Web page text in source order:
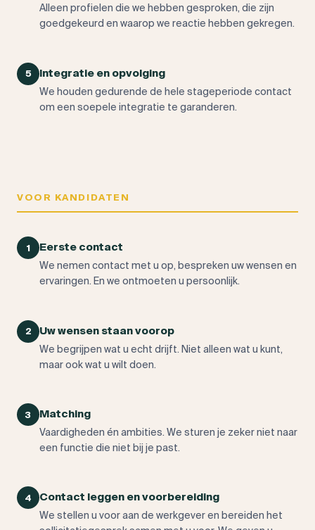
Alleen profielen die we hebben gesproken, die zijn
goedgekeurd en waarop we reactie hebben gekregen.
5 Integratie en opvolging
We houden gedurende de hele stageperiode contact
om een soepele integratie te garanderen.
VOOR KANDIDATEN
1 Eerste contact
We nemen contact met u op, bespreken uw wensen en
ervaringen. En we ontmoeten u persoonlijk.
2 Uw wensen staan voorop
We begrijpen wat u echt drijft. Niet alleen wat u kunt,
maar ook wat u wilt doen.
3 Matching
Vaardigheden én ambities. We sturen je zeker niet naar
een functie die niet bij je past.
4 Contact leggen en voorbereiding
We stellen u voor aan de werkgever en bereiden het